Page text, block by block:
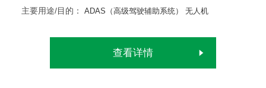
主要用途/目的： ADAS（高级驾驶辅助系统） 无人机
查看详情